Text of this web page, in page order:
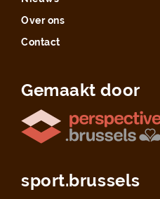
Over ons
Contact
Gemaakt door
sport.brussels